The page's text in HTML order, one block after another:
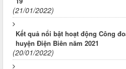
(21/01/2022)
Kết quả nổi bật hoạt động Công
huyện Điện Biên năm 2021
(20/01/2022)